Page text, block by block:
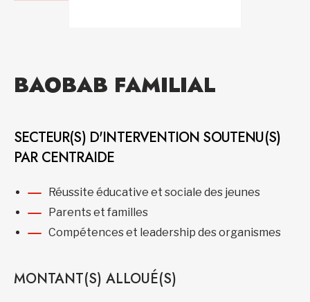
BAOBAB FAMILIAL
SECTEUR(S) D'INTERVENTION SOUTENU(S)
PAR CENTRAIDE
Réussite éducative et sociale des jeunes
Parents et familles
Compétences et leadership des organismes
MONTANT(S) ALLOUÉ(S)